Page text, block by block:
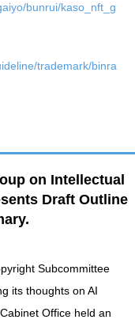
bunrui/kaso_nft_g
trademark/binra
on Intellectual
Draft Outline
Subcommittee
its thoughts on AI
Office held an